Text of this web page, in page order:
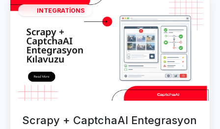
INTEGRATIONS
Scrapy + CaptchaAI Entegrasyon